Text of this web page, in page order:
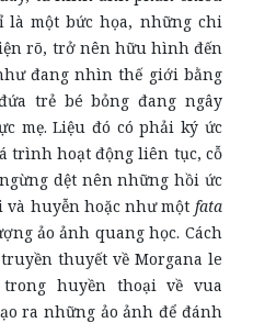
là một bức họa, những chi
rõ, trở nên hữu hình đến
đang nhìn thế giới bằng
trẻ bé bỏng đang ngây
mẹ. Liệu đó có phải ký ức
trình hoạt động liên tục, cỗ
dệt nên những hồi ức
huyễn hoặc như một fata
ảo ảnh quang học. Cách
thuyết về Morgana le
trong huyền thoạivề vua
ra những ảo ảnh để đánh